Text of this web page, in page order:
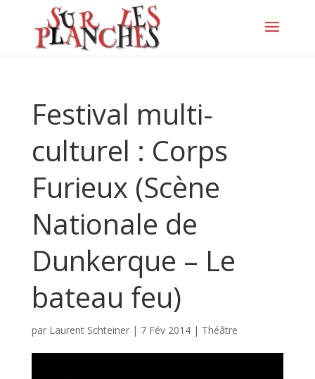
Festival multi-
culturel : Corps
Furieux (Scène
Nationale de
Dunkerque – Le
bateau feu)
par Laurent Schteiner| 7 Fév 2014| Théâtre